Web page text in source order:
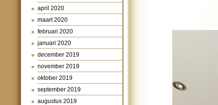
april 2020
maart 2020
februari 2020
januari 2020
december 2019
november 2019
oktober 2019
september 2019
augustus 2019